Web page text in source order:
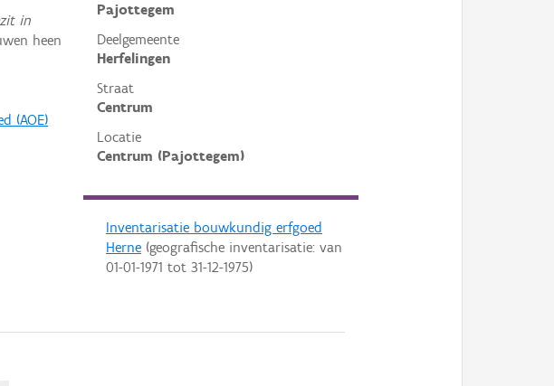
Pajottegem
Deelgemeente
Herfelingen
Straat
Centrum
Locatie
Centrum (Pajottegem)
Inventarisatie bouwkundig erfgoed
Herne(geografische inventarisatie: van
01-01-1971 tot 31-12-1975)
in
heen
(AOE)